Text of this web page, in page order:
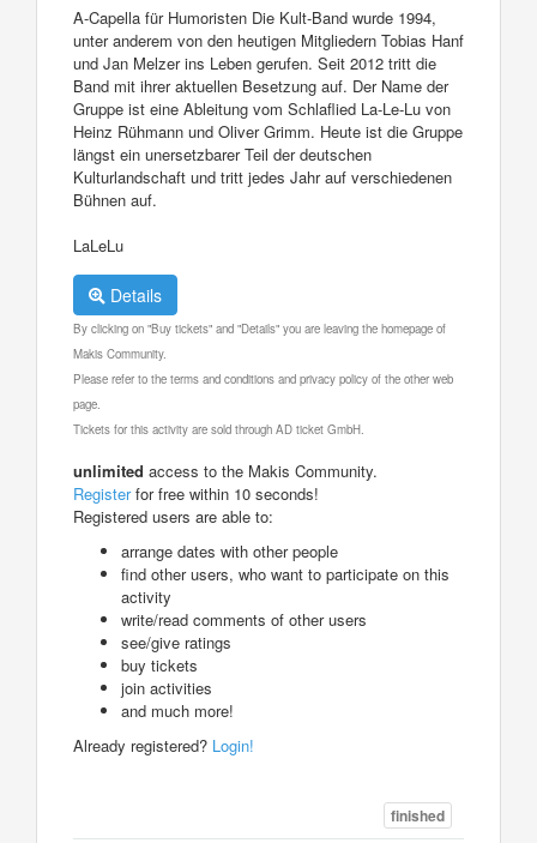
A-Capella für Humoristen Die Kult-Band wurde 1994,
unter anderem von den heutigen Mitgliedern Tobias Hanf
und Jan Melzer ins Leben gerufen. Seit 2012 tritt die
Band mit ihrer aktuellen Besetzung auf. Der Name der
Gruppe ist eine Ableitung vom Schlaflied La-Le-Lu von
Heinz Rühmann und Oliver Grimm. Heute ist die Gruppe
längst ein unersetzbarer Teil der deutschen
Kulturlandschaft und tritt jedes Jahr auf verschiedenen
Bühnen auf.
LaLeLu
Details
By clicking on "Buy tickets" and "Details" you are leaving the homepage of
Makis Community.
Please refer to the terms and conditions and privacy policy of the other web
page.
Tickets for this activity are sold through AD ticket GmbH.
unlimited access to the Makis Community.
Registerfor free within 10 seconds!
Registered users are able to:
arrange dates with other people
find other users, who want to participate on this
activity
write/read comments of other users
see/give ratings
buy tickets
join activities
and much more!
Already registered? Login!
finished